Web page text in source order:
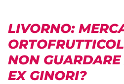
LIVORNO:
NON
EX GINORI?